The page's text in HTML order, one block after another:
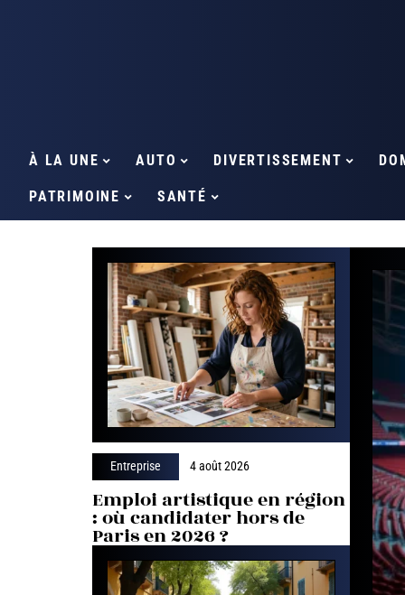
À LA UNE AUTO DIVERTISSEMENT
PATRIMOINE SANTÉ
Entreprise 4 août 2026
Emploi artistique en région
: où candidater hors de
Paris en 2026 ?